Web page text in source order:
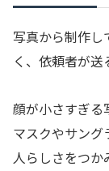
写真から制作し
く、依頼者が送
顔が小さすぎる
マスクやサン
人らしさをつか